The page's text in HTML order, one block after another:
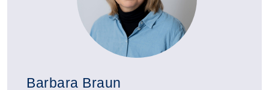
Barbara Braun